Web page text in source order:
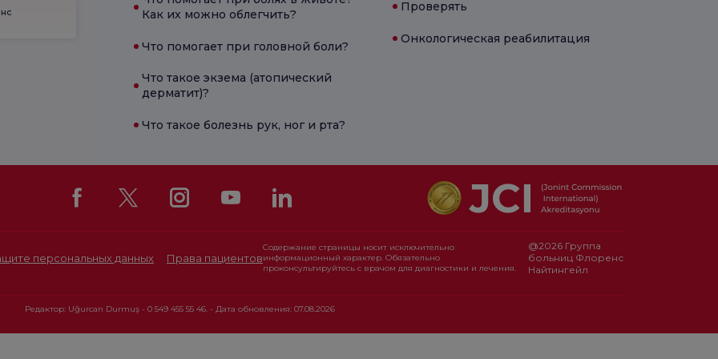
Как их можно облегчить?
Что помогает при головной боли?
Что такое экзема (атопический
дерматит)?
Что такое болезнь рук, ног и рта?
Проверять
Онкологическая реабилитация
персональных данных Права пациентов
Содержание страницы носит исключительно
информационный характер. Обязательно
проконсультируйтесь с врачом для диагностики и лечения.
@2026 Группа
больниц Флоренс
Найтингейл
Редактор: Uğurcan Durmuş - 0 549 455 55 46. - Дата обновления: 07.08.2026